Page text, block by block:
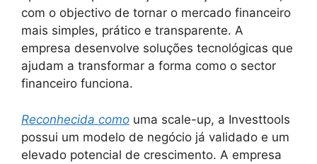
com o objectivo de tornar o mercado financeiro
mais simples, prático e transparente. A
empresa desenvolve soluções tecnológicas que
ajudam a transformar a forma como o sector
financeiro funciona.
Reconhecida como uma scale-up, a Investtools
possui um modelo de negócio já validado e um
elevado potencial de crescimento. A empresa